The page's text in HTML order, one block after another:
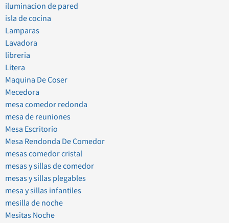
iluminacion de pared
isla de cocina
Lamparas
Lavadora
libreria
Litera
Maquina De Coser
Mecedora
mesa comedor redonda
mesa de reuniones
Mesa Escritorio
Mesa Rendonda De Comedor
mesas comedor cristal
mesas y sillas de comedor
mesas y sillas plegables
mesa y sillas infantiles
mesilla de noche
Mesitas Noche